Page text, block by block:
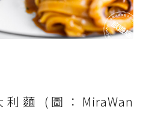
麵 (圖：MiraWan